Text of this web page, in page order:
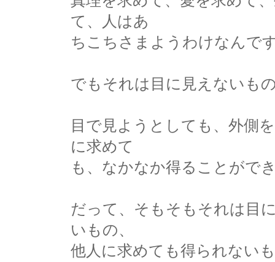
て、人はあ
ちこちさまようわけなんで
でもそれは目に見えないも
目で見ようとしても、外側
に求めて
も、なかなか得ることがで
だって、そもそもそれは目
いもの、
他人に求めても得られない